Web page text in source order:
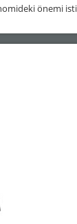
önemi